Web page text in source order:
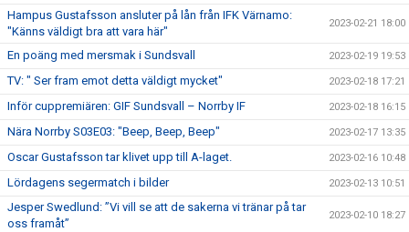
Hampus Gustafsson ansluter på lån från IFK Värnamo:
"Känns väldigt bra att vara här"
2023-02-21 18:00
En poäng med mersmak i Sundsvall 2023-02-19 19:53
TV: " Ser fram emot detta väldigt mycket" 2023-02-18 17:21
Inför cuppremiären: GIF Sundsvall – Norrby IF 2023-02-18 16:15
Nära Norrby S03E03: "Beep, Beep, Beep" 2023-02-17 13:35
Oscar Gustafsson tar klivet upp till A-laget. 2023-02-16 10:48
Lördagens segermatch i bilder 2023-02-13 10:51
Jesper Swedlund: ”Vi vill se att de sakerna vi tränar på tar
oss framåt”
2023-02-10 18:27